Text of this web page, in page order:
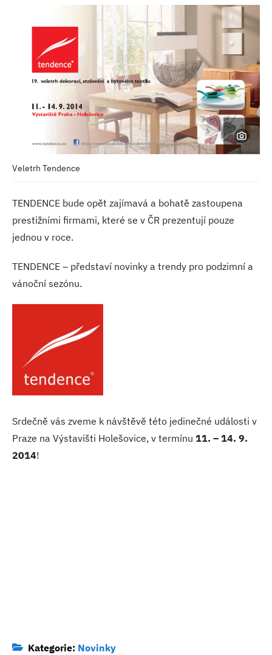
Veletrh Tendence
TENDENCE bude opět zajímavá a bohatě zastoupena
prestižními firmami, které se v ČR prezentují pouze
jednou v roce.
TENDENCE – představí novinky a trendy pro podzimní a
vánoční sezónu.
Srdečně vás zveme k návštěvě této jedinečné události v
Praze na Výstavišti Holešovice, v termínu 11. – 14. 9.
2014!
Kategorie: Novinky